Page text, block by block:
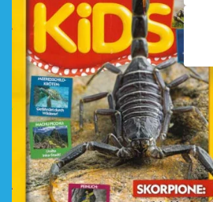
Amazon Spar-Abo
Beauty Box Abo
Blumen Abo